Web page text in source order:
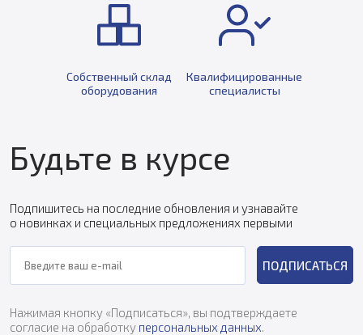
Собственный склад
оборудования
Квалифицированные
специалисты
Будьте в курсе
Подпишитесь на последние обновления и узнавайте
о новинках и специальных предложениях первыми
ПОДПИСАТЬСЯ
Нажимая кнопку «Подписаться», вы подтверждаете
согласие на обработку персональных данных.